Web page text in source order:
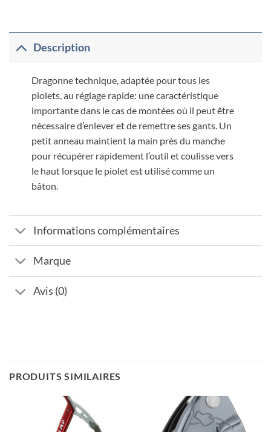
Description
Dragonne technique, adaptée pour tous les
piolets, au réglage rapide: une caractéristique
importante dans le cas de montées où il peut être
nécessaire d’enlever et de remettre ses gants. Un
petit anneau maintient la main près du manche
pour récupérer rapidement l’outil et coulisse vers
le haut lorsque le piolet est utilisé comme un
bâton.
Informations complémentaires
Marque
Avis (0)
PRODUITS SIMILAIRES